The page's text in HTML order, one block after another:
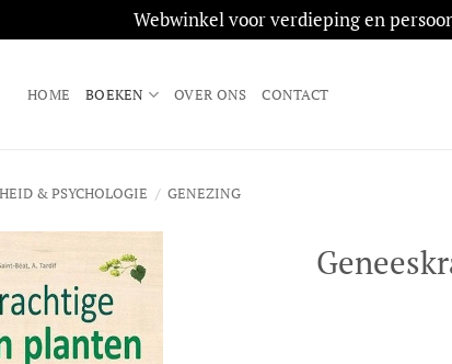
Webwinkel voor verdieping en
HOME BOEKEN OVER ONS CONTACT
& PSYCHOLOGIE / GENEZING
Toevoegen
aan
verlanglijst